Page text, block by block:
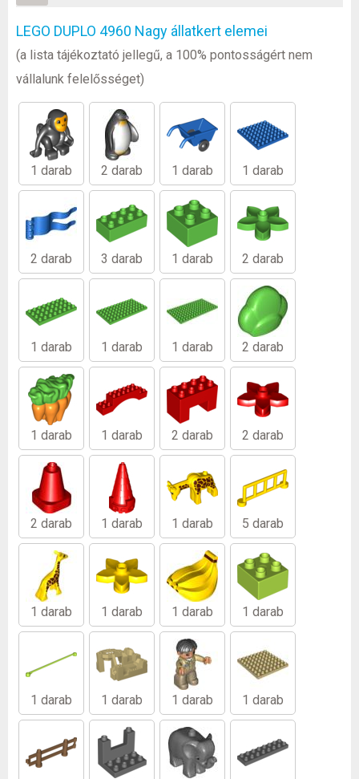
LEGO DUPLO 4960 Nagy állatkert elemei
(a lista tájékoztató jellegű, a 100% pontosságért nem
vállalunk felelősséget)
1 darab 2 darab 1 darab 1 darab
2 darab 3 darab 1 darab 2 darab
1 darab 1 darab 1 darab 2 darab
1 darab 1 darab 2 darab 2 darab
2 darab 1 darab 1 darab 5 darab
1 darab 1 darab 1 darab 1 darab
1 darab 1 darab 1 darab 1 darab